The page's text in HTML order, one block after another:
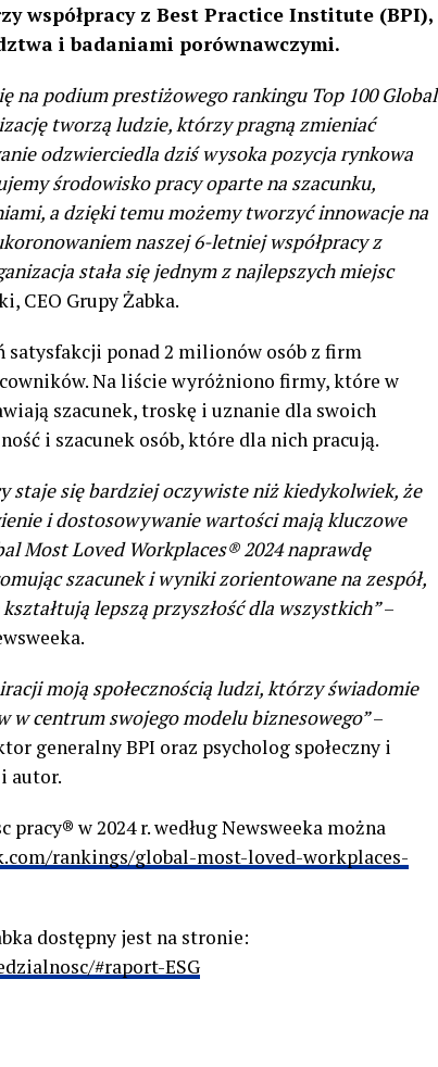
współpracy z Best Practice Institute (BPI),
i badaniami porównawczymi.
na podium prestiżowego rankingu Top 100 Global
tworzą ludzie, którzy pragną zmieniać
odzwierciedla dziś wysoka pozycja rynkowa
środowisko pracy oparte na szacunku,
a dzięki temu możemy tworzyć innowacje na
naszej 6-letniej współpracy z
stała się jednym z najlepszych miejsc
CEO Grupy Żabka.
satysfakcji ponad 2 milionów osób z firm
Na liście wyróżniono firmy, które w
szacunek, troskę i uznanie dla swoich
i szacunek osób, które dla nich pracują.
staje się bardziej oczywiste niż kiedykolwiek, że
i dostosowywanie wartości mają kluczowe
Most Loved Workplaces® 2024 naprawdę
szacunek i wyniki zorientowane na zespół,
lepszą przyszłość dla wszystkich”–
moją społecznością ludzi, którzy świadomie
w centrum swojego modelu biznesowego”–
generalny BPI oraz psycholog społeczny i
autor.
w 2024 r. według Newsweeka można
rankings/global-most-loved-workplaces-
dostępny jest na stronie:
#raport-ESG